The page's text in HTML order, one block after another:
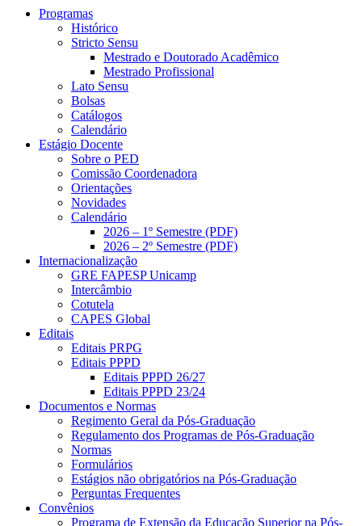
Programas
Histórico
Stricto Sensu
Mestrado e Doutorado Acadêmico
Mestrado Profissional
Lato Sensu
Bolsas
Catálogos
Calendário
Estágio Docente
Sobre o PED
Comissão Coordenadora
Orientações
Novidades
Calendário
2026 – 1º Semestre (PDF)
2026 – 2º Semestre (PDF)
Internacionalização
GRE FAPESP Unicamp
Intercâmbio
Cotutela
CAPES Global
Editais
Editais PRPG
Editais PPPD
Editais PPPD 26/27
Editais PPPD 23/24
Documentos e Normas
Regimento Geral da Pós-Graduação
Regulamento dos Programas de Pós-Graduação
Normas
Formulários
Estágios não obrigatórios na Pós-Graduação
Perguntas Frequentes
Convênios
Programa de Extensão da Educação Superior na Pós-